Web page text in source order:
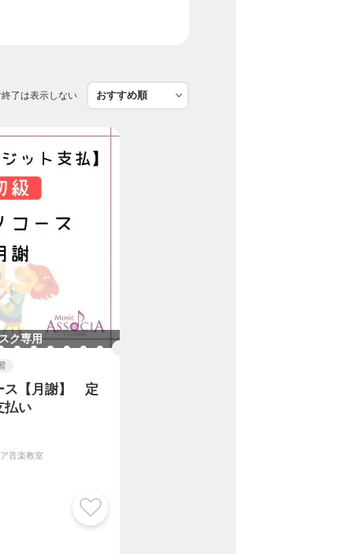
了は表示しない
ク専用
ス【月謝】 定
払い
音楽教室